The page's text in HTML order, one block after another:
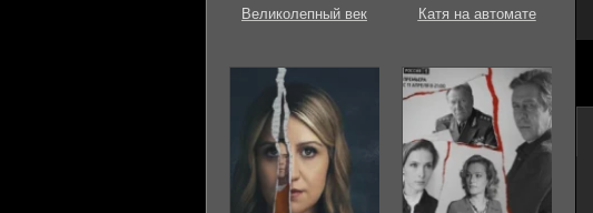
Великолепный век Катя на автомате